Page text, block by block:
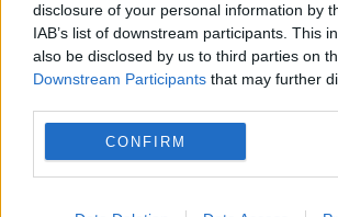
disclosure of your personal information by
IAB’s list of downstream participants. This
also be disclosed by us to third parties on
Downstream Participants that may further
CONFIRM
solide cu Africa de